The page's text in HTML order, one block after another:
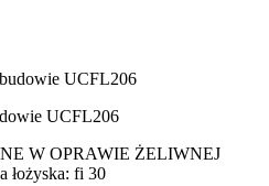
UCFL206
W OPRAWIE ŻELIWNEJ
łożyska: fi 30